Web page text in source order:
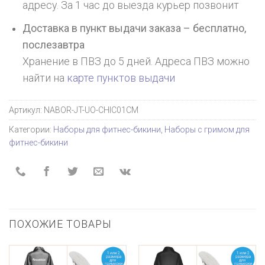
адресу. За 1 час до выезда курьер позвонит
Доставка в пункт выдачи заказа – бесплатно,
послезавтра
Хранение в ПВЗ до 5 дней. Адреса ПВЗ можно
найти на карте пунктов выдачи
Артикул: NABOR-JT-UO-CHIC01CM
Категории: Наборы для фитнес-бикини Наборы с гримом для
фитнес-бикини
ПОХОЖИЕ ТОВАРЫ